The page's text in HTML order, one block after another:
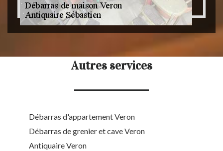
Autres services
Débarras d'appartement Veron
Débarras de grenier et cave Veron
Antiquaire Veron